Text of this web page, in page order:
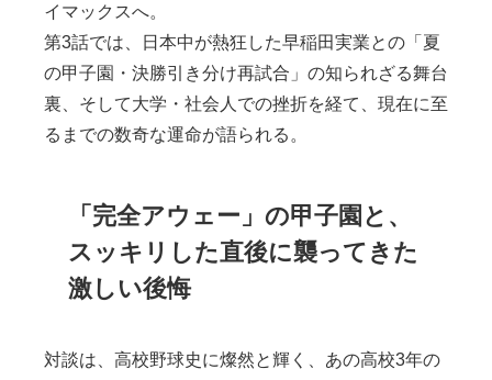
イマックスへ。
第3話では、日本中が熱狂した早稲田実業との「夏
の甲子園・決勝引き分け再試合」の知られざる舞台
裏、そして大学・社会人での挫折を経て、現在に至
るまでの数奇な運命が語られる。
「完全アウェー」の甲子園と、
スッキリした直後に襲ってきた
激しい後悔
対談は、高校野球史に燦然と輝く、あの高校3年の